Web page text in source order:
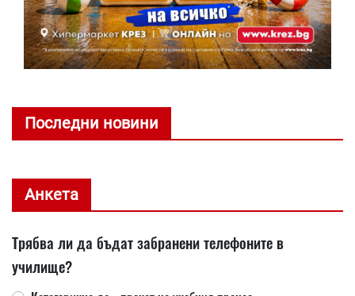
Последни новини
Анкета
Трябва ли да бъдат забранени телефоните в
училище?